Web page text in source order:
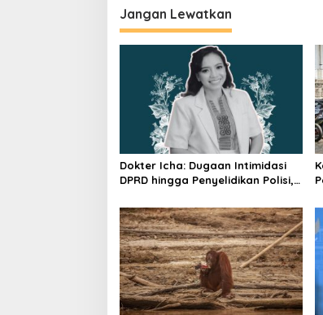
Jangan Lewatkan
Dokter Icha: Dugaan Intimidasi
DPRD hingga Penyelidikan Polisi,